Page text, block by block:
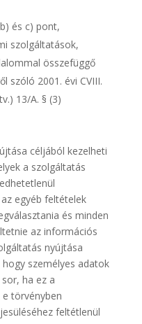
és c) pont,
szolgáltatások,
összefüggő
szóló 2001. évi CVIII.
13/A. § (3)
céljából kezelheti
a szolgáltatás
egyéb feltételek
és minden
az információs
nyújtása
személyes adatok
ha ez a
törvényben
feltétlenül